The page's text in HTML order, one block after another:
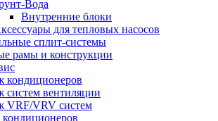
Вода
Внутренние блоки
для тепловых насосов
сплит-системы
рамы и конструкции
кондиционеров
систем вентиляции
VRF/VRV систем